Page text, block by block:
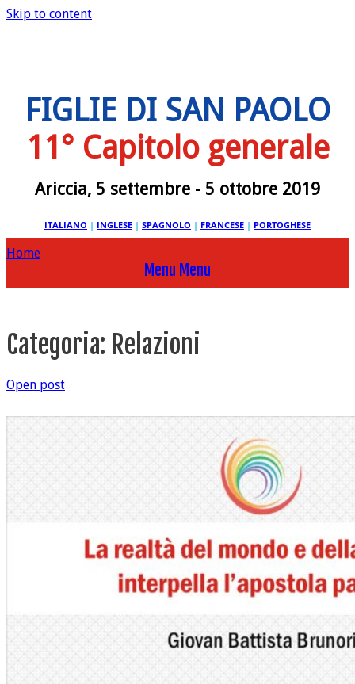
Skip to content
FIGLIE DI SAN PAOLO
11° Capitolo generale
Ariccia, 5 settembre - 5 ottobre 2019
ITALIANO | INGLESE | SPAGNOLO | FRANCESE | PORTOGHESE
Home
Menu Menu
Categoria: Relazioni
Open post